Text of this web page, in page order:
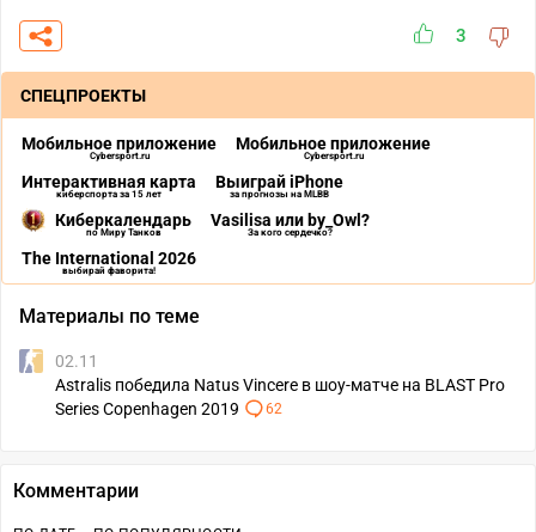
3
СПЕЦПРОЕКТЫ
Мобильное приложение
Cybersport.ru
Мобильное приложение
Cybersport.ru
Интерактивная карта
киберспорта за 15 лет
Выиграй iPhone
за прогнозы на MLBB
Киберкалендарь
по Миру Танков
Vasilisa или by_Owl?
За кого сердечко?
The International 2026
выбирай фаворита!
Материалы по теме
02.11
Astralis победила Natus Vincere в шоу-матче на BLAST Pro
Series Copenhagen 2019
62
Комментарии